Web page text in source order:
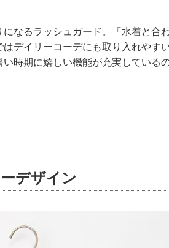
なるラッシュガード。「水着と合
デイリーコーデにも取り入れやす
時期に嬉しい機能が充実している
デザイン